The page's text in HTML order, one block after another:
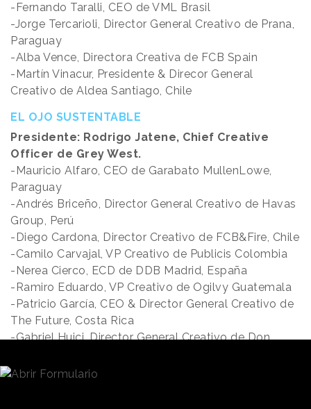
-Fernando Taralli, CEO de VML Brasil
-Jorge Tercarioli, Director General Creativo de Prana,
Paraguay
-Alba Vence, Directora Creativa de FCB Spain
-Martín Vinacur, Presidente & Direcor General
Creativo de Aldea Santiago, Chile
EL OJO SUSTENTABLE
Presidente: Rodrigo Jatene, Chief Creative
Officer de Grey West.
-Mauricio Alfaro, CEO de Garabato MullenLowe,
Paraguay
-Andrés Briceño, Director General Creativo de Havas
Group, Perú
-Diego Cardona, Director Creativo de FCB&Fire, Chile
-Camilo Carvajal, VP Creativo de Publicis Colombia
-Nerea Cierco, ECD de DDB Madrid, España
-Ramiro Eduardo, VP Creativo de Ogilvy Guatemala
-Patricio García, CEO & Director General Creativo de
The Future, Costa Rica
-Gabriel Huici, Director General Creativo de Don,
-Gabriel Lista, Director General Creativo de Camara\